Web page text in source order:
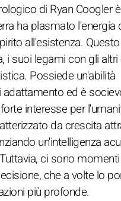
di Ryan Coogler
ha plasmato l'energia
all'esistenza.
i suoi legami con gli altri
Possiede un'abilità
ed è
interesse per
da crescita
un'intelligenza
ci sono
che a volte lo
più profonde.